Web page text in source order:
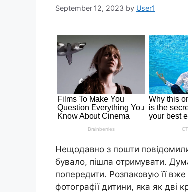
September 12, 2023 by User1
Нещодавно з пошти
бувало, пішла отримувати.
попередити. Розпаковую її
фотографії дитини, яка як дві